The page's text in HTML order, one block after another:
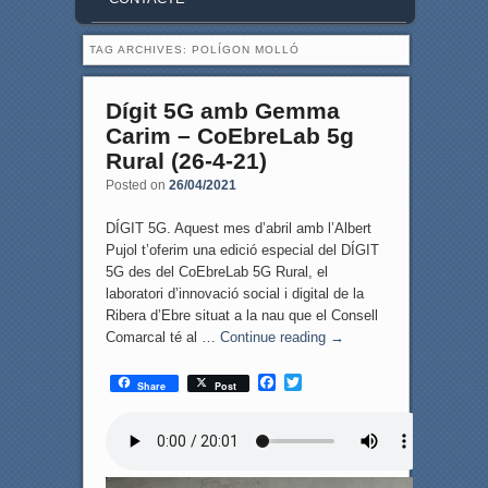
TAG ARCHIVES: POLÍGON MOLLÓ
Dígit 5G amb Gemma
Carim – CoEbreLab 5g
Rural (26-4-21)
Posted on 26/04/2021
DÍGIT 5G. Aquest mes d’abril amb l’Albert
Pujol t’oferim una edició especial del DÍGIT
5G des del CoEbreLab 5G Rural, el
laboratori d’innovació social i digital de la
Ribera d’Ebre situat a la nau que el Consell
Comarcal té al … Continue reading →
Share Post
F
T